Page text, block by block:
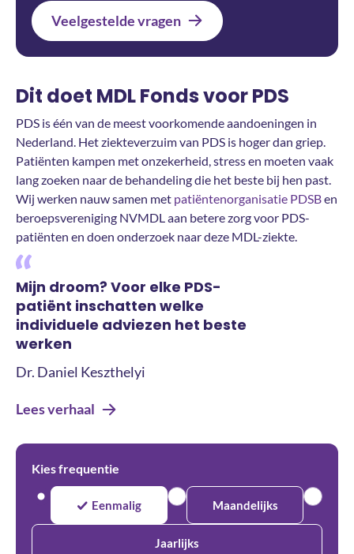
Veelgestelde vragen
Dit doet MDL Fonds voor PDS
PDS is één van de meest voorkomende aandoeningen in
Nederland. Het ziekteverzuim van PDS is hoger dan griep.
Patiënten kampen met onzekerheid, stress en moeten vaak
lang zoeken naar de behandeling die het beste bij hen past.
Wij werken nauw samen met patiëntenorganisatie PDSBen
beroepsvereniging NVMDL aan betere zorg voor PDS-
patiënten en doen onderzoek naar deze MDL-ziekte.
Mijn droom? Voor elke PDS-
patiënt inschatten welke
individuele adviezen het beste
werken
Dr. Daniel Keszthelyi
Lees verhaal
Kies frequentie
Eenmalig Maandelijks
Jaarlijks